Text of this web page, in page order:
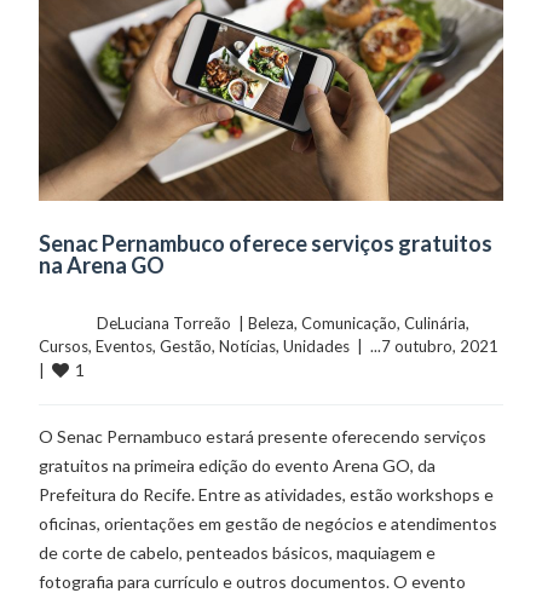
Senac Pernambuco oferece serviços gratuitos
na Arena GO
	    	DeLuciana Torreão  |
Beleza, Comunicação, Culinária
Cursos, Eventos, Gestão, Notícias, Unidades
  |  ...7 outubro, 2021
|
1
O Senac Pernambuco estará presente oferecendo serviços
gratuitos na primeira edição do evento Arena GO, da
Prefeitura do Recife. Entre as atividades, estão workshops e
oficinas, orientações em gestão de negócios e atendimentos
de corte de cabelo, penteados básicos, maquiagem e
fotografia para currículo e outros documentos. O evento